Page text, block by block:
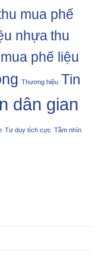
mua phế
nhựathu
phế liệu
Thương hiệu Tin
dân gian
Tư duy tích cực Tầm nhìn